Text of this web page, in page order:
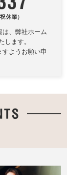
休業）
、 弊社ホーム
します。
ようお願い申